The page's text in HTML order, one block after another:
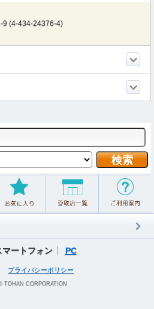
9 (4-434-24376-4)
マートフォン PC
プライバシーポリシー
TOHAN CORPORATION